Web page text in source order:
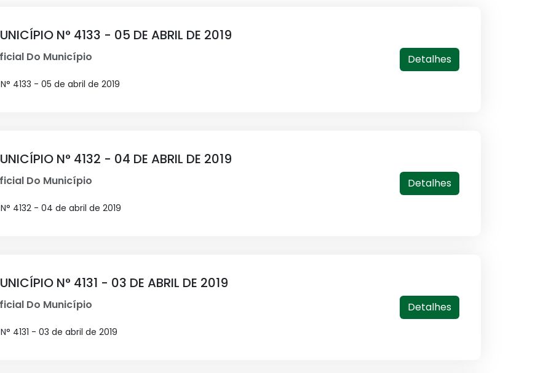
N° 4133 - 05 DE ABRIL DE 2019
Do Município
N° 4133 - 05 de abril de 2019
Detalhes
N° 4132 - 04 DE ABRIL DE 2019
Do Município
N° 4132 - 04 de abril de 2019
Detalhes
N° 4131 - 03 DE ABRIL DE 2019
Do Município
4131 - 03 de abril de 2019
Detalhes